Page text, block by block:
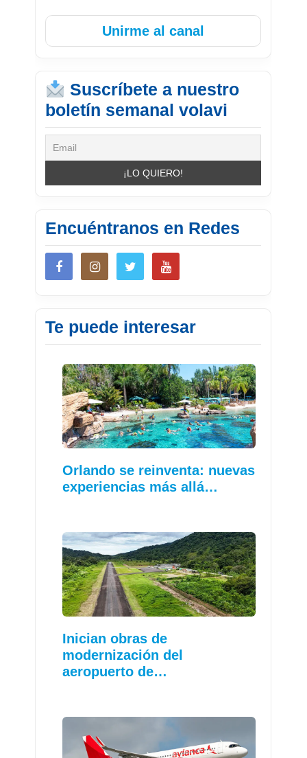
Unirme al canal
Suscríbete a nuestro
boletín semanal volavi
Encuéntranos en Redes
Te puede interesar
Orlando se reinventa: nuevas
experiencias más allá…
Inician obras de
modernización del
aeropuerto de…